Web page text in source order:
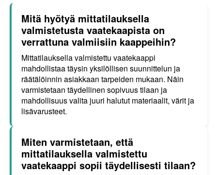
Mitä hyötyä mittatilauksella
valmistetusta vaatekaapista on
verrattuna valmiisiin kaappeihin?
Mittatilauksella valmistettu vaatekaappi
mahdollistaa täysin yksilöllisen suunnittelun ja
räätälöinnin asiakkaan tarpeiden mukaan. Näin
varmistetaan täydellinen sopivuus tilaan ja
mahdollisuus valita juuri halutut materiaalit, värit ja
lisävarusteet.
Miten varmistetaan, että
mittatilauksella valmistettu
vaatekaappi sopii täydellisesti tilaan?